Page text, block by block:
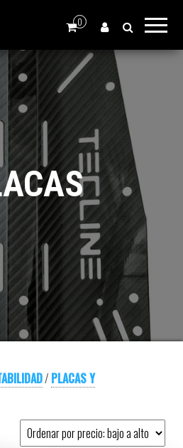
0
/ PLACAS Y
Ordenado por precio: bajo a alto